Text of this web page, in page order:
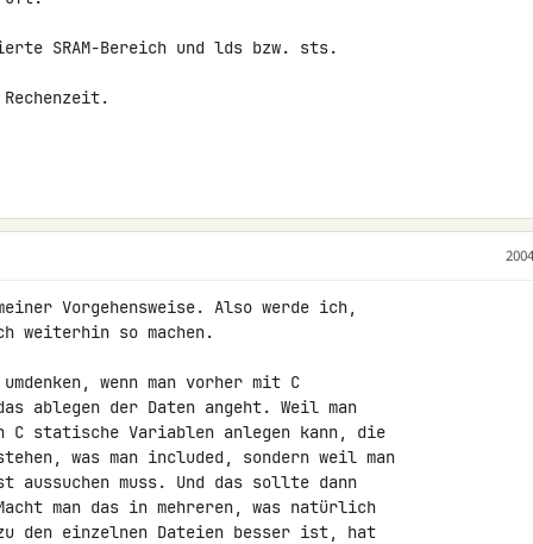
SRAM-Bereich und lds bzw. sts.
Vorgehensweise. Also werde ich,
weiterhin so machen.
wenn man vorher mit C
ablegen der Daten angeht. Weil man
statische Variablen anlegen kann, die
was man included, sondern weil man
aussuchen muss. Und das sollte dann
man das in mehreren, was natürlich
den einzelnen Dateien besser ist, hat